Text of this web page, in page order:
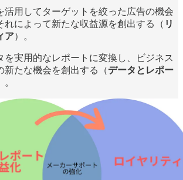
活用してターゲットを絞った広告の機会
れによって新たな収益源を創出する（ リ
ア）。
を実用的なレポートに変換し、ビジネス
新たな機会を創出する（データとレポー
。